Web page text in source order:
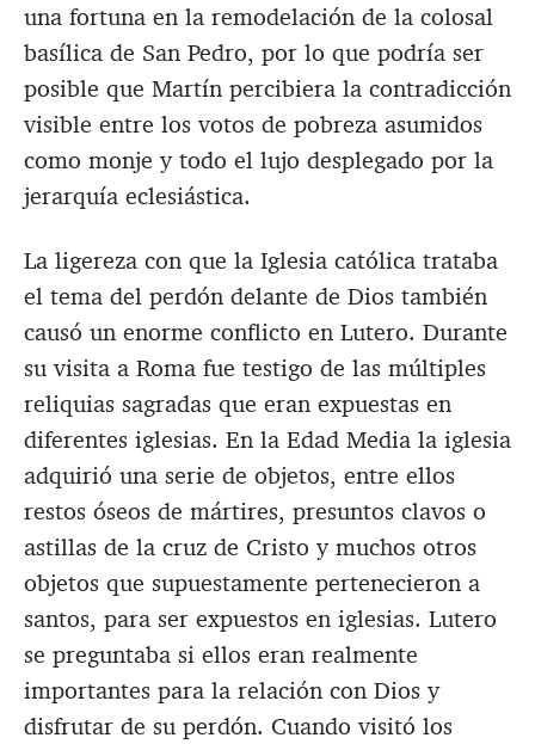
una fortuna en la remodelación de la colosal
basílica de San Pedro, por lo que podría ser
posible que Martín percibiera la contradicción
visible entre los votos de pobreza asumidos
como monje y todo el lujo desplegado por la
jerarquía eclesiástica.
La ligereza con que la Iglesia católica trataba
el tema del perdón delante de Dios también
causó un enorme conflicto en Lutero. Durante
su visita a Roma fue testigo de las múltiples
reliquias sagradas que eran expuestas en
diferentes iglesias. En la Edad Media la iglesia
adquirió una serie de objetos, entre ellos
restos óseos de mártires, presuntos clavos o
astillas de la cruz de Cristo y muchos otros
objetos que supuestamente pertenecieron a
santos, para ser expuestos en iglesias. Lutero
se preguntaba si ellos eran realmente
importantes para la relación con Dios y
disfrutar de su perdón. Cuando visitó los